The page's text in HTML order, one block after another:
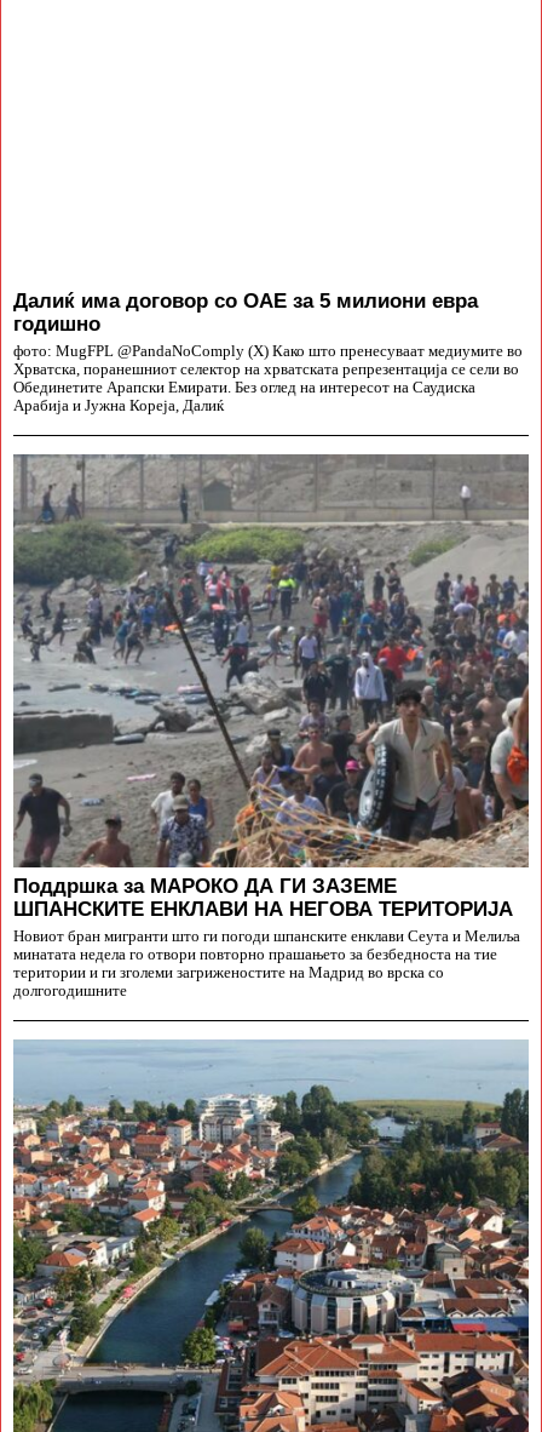
Далиќ има договор со ОАЕ за 5 милиони евра
годишно
фото: MugFPL @PandaNoComply (X) Како што пренесуваат медиумите во
Хрватска, поранешниот селектор на хрватската репрезентација се сели во
Обединетите Арапски Емирати. Без оглед на интересот на Саудиска
Арабија и Јужна Кореја, Далиќ
Поддршка за МАРОКО ДА ГИ ЗАЗЕМЕ
ШПАНСКИТЕ ЕНКЛАВИ НА НЕГОВА ТЕРИТОРИЈА
Новиот бран мигранти што ги погоди шпанските енклави Сеута и Мелиља
минатата недела го отвори повторно прашањето за безбедноста на тие
територии и ги зголеми загриженостите на Мадрид во врска со
долгогодишните